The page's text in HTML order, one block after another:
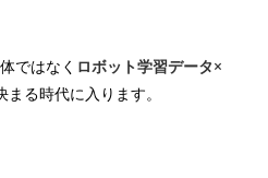
ではなく ロボット学習データ×
まる時代に入ります。